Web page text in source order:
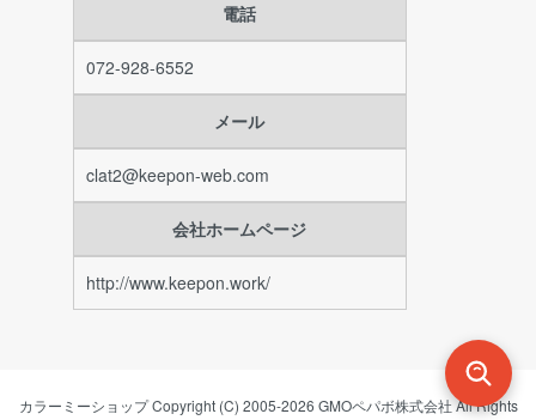
電話
072-928-6552
メール
clat2@keepon-web.com
会社ホームページ
http://www.keepon.work/
カラーミーショップCopyright (C) 2005-2026 GMOペパボ株式会社All Rights